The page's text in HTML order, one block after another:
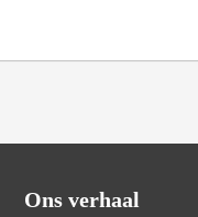
Ons verhaal